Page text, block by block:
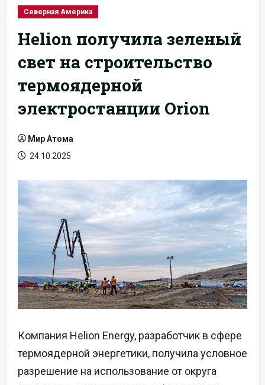
Северная Америка
Helion получила зеленый
свет на строительство
термоядерной
электростанции Orion
Мир Атома
24.10.2025
Компания Helion Energy, разработчик в сфере
термоядерной энергетики, получила условное
разрешение на использование от округа